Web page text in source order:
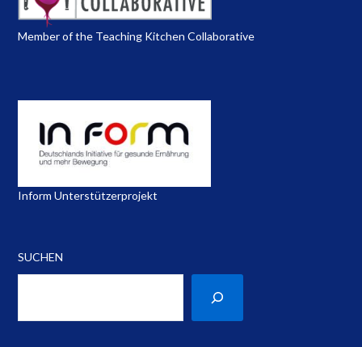
Member of the Teaching Kitchen Collaborative
Inform Unterstützerprojekt
SUCHEN